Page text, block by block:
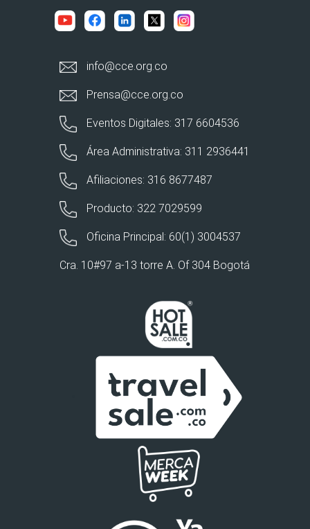
info@cce.org.co
Prensa@cce.org.co
Eventos Digitales: 317 6604536
Área Administrativa: 311 2936441
Afiliaciones: 316 8677487
Producto: 322 7029599
Oficina Principal: 60(1) 3004537
Cra. 10#97 a-13 torre A. Of 304 Bogotá